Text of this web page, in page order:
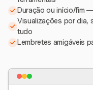
Duração ou início/fim
Visualizações por dia,
tudo
Lembretes amigáveis